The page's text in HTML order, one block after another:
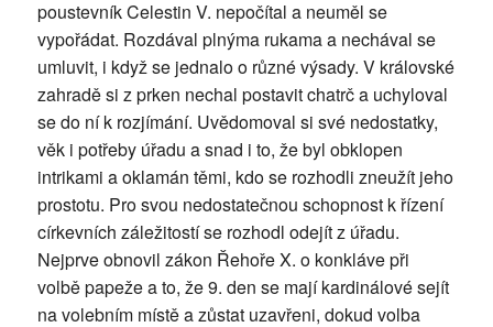
poustevník Celestin V. nepočítal a neuměl se
vypořádat. Rozdával plnýma rukama a nechával se
umluvit, i když se jednalo o různé výsady. V královské
zahradě si z prken nechal postavit chatrč a uchyloval
se do ní k rozjímání. Uvědomoval si své nedostatky,
věk i potřeby úřadu a snad i to, že byl obklopen
intrikami a oklamán těmi, kdo se rozhodli zneužít jeho
prostotu. Pro svou nedostatečnou schopnost k řízení
církevních záležitostí se rozhodl odejít z úřadu.
Nejprve obnovil zákon Řehoře X. o konkláve při
volbě papeže a to, že 9. den se mají kardinálové sejít
na volebním místě a zůstat uzavřeni, dokud volba